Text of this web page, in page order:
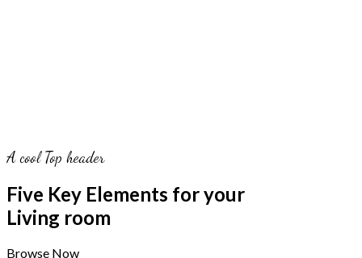
A cool Top header
Five Key Elements for your
Living room
Browse Now